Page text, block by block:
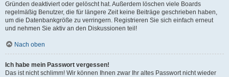
Gründen deaktiviert oder gelöscht hat. Außerdem löschen viele Boards
regelmäßig Benutzer, die für längere Zeit keine Beiträge geschrieben haben,
um die Datenbankgröße zu verringern. Registrieren Sie sich einfach erneut
und nehmen Sie aktiv an den Diskussionen teil!
Nach oben
Ich habe mein Passwort vergessen!
Das ist nicht schlimm! Wir können Ihnen zwar Ihr altes Passwort nicht wieder